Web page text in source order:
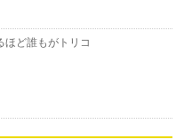
ほど誰もがトリコ